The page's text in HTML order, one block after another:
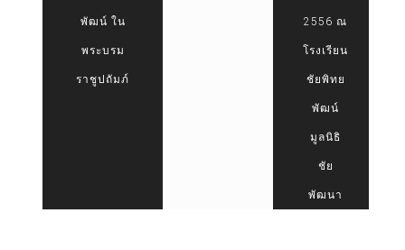
พัฒน์ ใน
พระบรม
ราชูปถัมภ์
2556 ณ
โรงเรียน
ชัยพิทย
พัฒน์
มูลนิธิ
ชัย
พัฒนา